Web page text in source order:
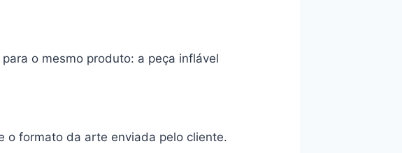
o mesmo produto: a peça inflável
o formato da arte enviada pelo cliente.